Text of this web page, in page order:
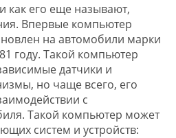
как его еще называют,
Впервые компьютер
на автомобили марки
году. Такой компьютер
датчики и
но чаще всего, его
с
Такой компьютер может
систем и устройств: